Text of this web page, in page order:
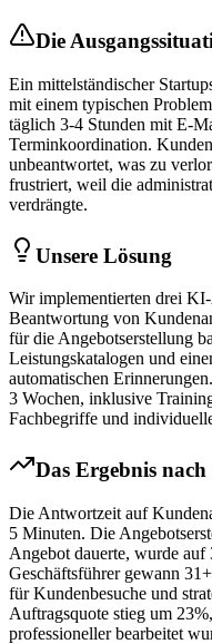
Die
Ein mittelständischer
mit einem typischen
täglich 3-4 Stunden mit E-
Terminkoordination.
unbeantwortet, was zu
frustriert, weil die
verdrängte.
Unsere Lösung
Wir implementierten drei
Beantwortung von
für die Angebotserstellung
Leistungskatalogen und
automatischen
3 Wochen, inklusive
Fachbegriffe und
Das Ergebnis
Die Antwortzeit auf
5 Minuten. Die
Angebot dauerte, wurde
Geschäftsführer gewann
für Kundenbesuche und
Auftragsquote stieg um
professioneller bearbeitet